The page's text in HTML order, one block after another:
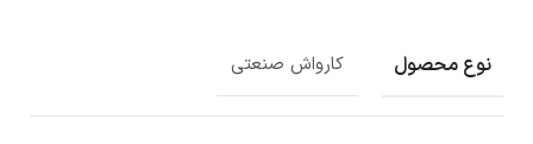
نوع محصول کارواش صنعتی